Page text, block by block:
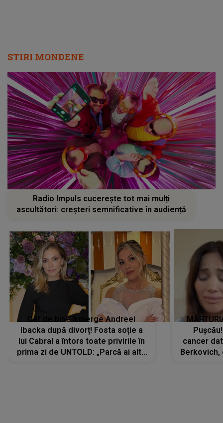
STIRI MONDENE
Radio Impuls cucerește tot mai mulți
ascultători: creșteri semnificative în audiență
Cât de bine îi merge Andreei
Ibacka după divorț! Fosta soție a
lui Cabral a întors toate privirile în
prima zi de UNTOLD: „Parcă ai altă
cancer
Berkovich,